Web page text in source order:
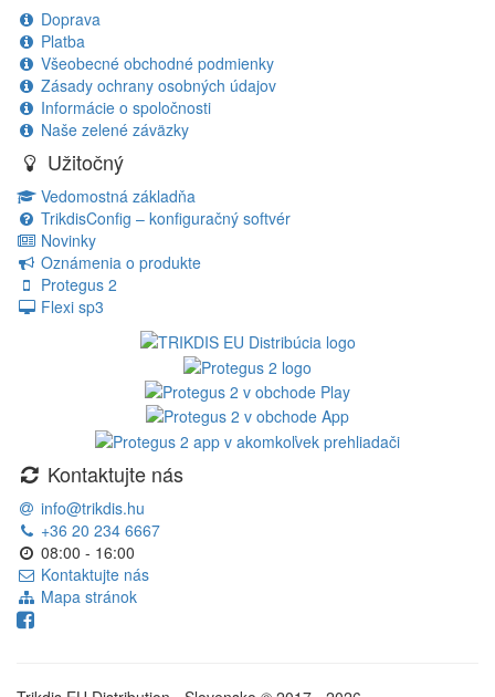
Doprava
Platba
Všeobecné obchodné podmienky
Zásady ochrany osobných údajov
Informácie o spoločnosti
Naše zelené záväzky
Užitočný
Vedomostná základňa
TrikdisConfig – konfiguračný softvér
Novinky
Oznámenia o produkte
Protegus 2
Flexi sp3
Kontaktujte nás
info@trikdis.hu
+36 20 234 6667
08:00 - 16:00
Kontaktujte nás
Mapa stránok